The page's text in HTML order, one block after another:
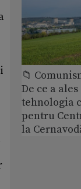
📁
De ce a
tehnologia
pentru
la